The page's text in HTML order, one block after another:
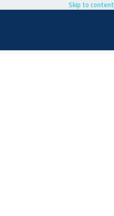
Skip to content